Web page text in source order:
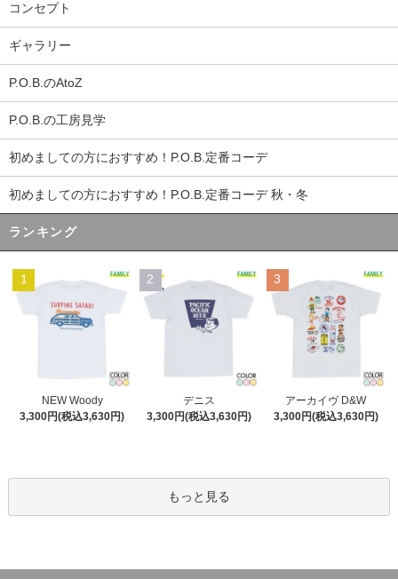
コンセプト
ギャラリー
P.O.B.のAtoZ
P.O.B.の工房見学
初めましての方におすすめ！P.O.B.定番コーデ
初めましての方におすすめ！P.O.B.定番コーデ 秋・冬
ランキング
1
NEW Woody
3,300円(税込3,630円)
2
デニス
3,300円(税込3,630円)
3
アーカイヴ D&W
3,300円(税込3,630円)
もっと見る